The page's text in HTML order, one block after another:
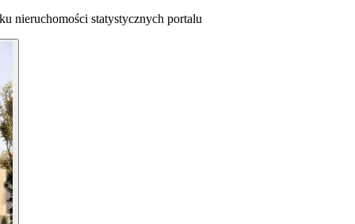
nieruchomości statystycznych portalu